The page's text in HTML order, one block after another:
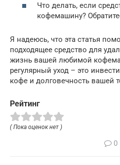
Что делать, если
кофемашину?
Я надеюсь, что эта статья
подходящее средство для
жизнь вашей любимой
регулярный уход – это
кофе и долговечность вашей
Рейтинг
( Пока оценок нет )
0